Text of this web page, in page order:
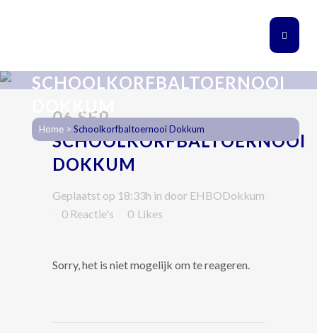
SCHOOLKORFBALTOERNOOI
DOKKUM
Home > Schoolkorfbaltoernooi Dokkum
06 SEP
SCHOOLKORFBALTOERNOOI
DOKKUM
Geplaatst op 18:33h in door EHBODokkum
0 Reactie's
0 Likes
Sorry, het is niet mogelijk om te reageren.